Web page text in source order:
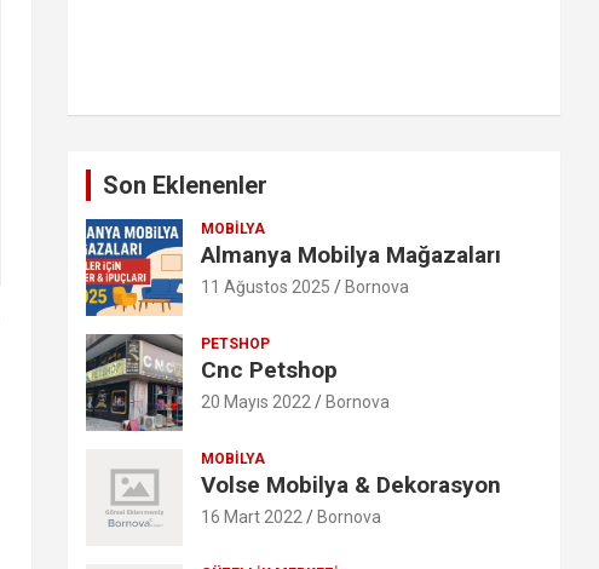
Son Eklenenler
MOBILYA
Almanya Mobilya Mağazaları
11 Ağustos 2025 Bornova
PETSHOP
Cnc Petshop
20 Mayıs 2022 Bornova
MOBILYA
Volse Mobilya & Dekorasyon
16 Mart 2022 Bornova